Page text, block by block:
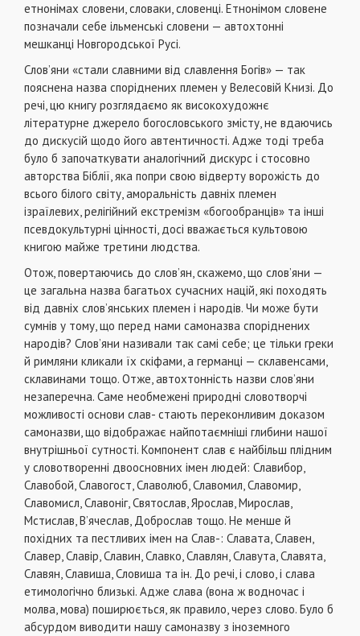
етнонімах словени, словаки, словенці. Етнонімом словене
позначали себе ільменські словени — автохтонні
мешканці Новгородської Русі.
Слов’яни «стали славними від славлення Богів» — так
пояснена назва споріднених племен у Велесовій Книзі. До
речі, цю книгу розглядаємо як високохудожнє
літературне джерело богословського змісту, не вдаючись
до дискусій щодо його автентичності. Адже тоді треба
було б започаткувати аналогічний дискурс і стосовно
авторства Біблії, яка попри свою відверту ворожість до
всього білого світу, аморальність давніх племен
ізраїлевих, релігійний екстремізм «богообранців» та інші
псевдокультурні цінності, досі вважається культовою
книгою майже третини людства.
Отож, повертаючись до слов’ян, скажемо, що слов’яни —
це загальна назва багатьох сучасних націй, які походять
від давніх слов’янських племен і народів. Чи може бути
сумнів у тому, що перед нами самоназва споріднених
народів? Слов’яни називали так самі себе; це тільки греки
й римляни кликали їх скіфами, а германці — склавенсами,
склавинами тощо. Отже, автохтонність назви слов’яни
незаперечна. Саме необмежені природні словотворчі
можливості основи слав- стають переконливим доказом
самоназви, що відображає найпотаємніші глибини нашої
внутрішньої сутності. Компонент слав є найбільш плідним
у словотворенні двоосновних імен людей: Славибор,
Славобой, Славогост, Славолюб, Славомил, Славомир,
Славомисл, Славоніг, Святослав, Ярослав, Мирослав,
Мстислав, В’ячеслав, Доброслав тощо. Не менше й
похідних та пестливих імен на Слав-: Славата, Славен,
Славер, Славір, Славин, Славко, Славлян, Славута, Славята,
Славян, Славиша, Словиша та ін. До речі, і слово, і слава
етимологічно близькі. Адже слава (вона ж водночас і
молва, мова) поширюється, як правило, через слово. Було б
абсурдом виводити нашу самоназву з іноземного